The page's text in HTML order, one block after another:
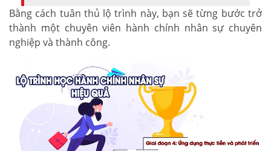
Bằng cách tuân thủ lộ trình này, bạn sẽ từng bước trở
thành một chuyên viên hành chính nhân sự chuyên
nghiệp và thành công.